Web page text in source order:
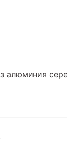
алюминия